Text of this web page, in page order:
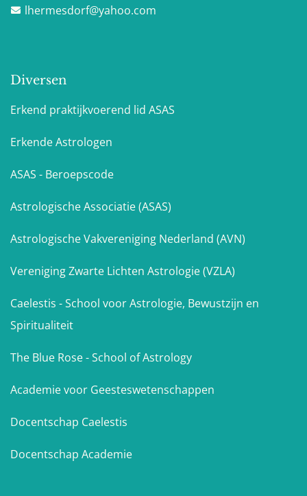
lhermesdorf@yahoo.com
Diversen
Erkend praktijkvoerend lid ASAS
Erkende Astrologen
ASAS - Beroepscode
Astrologische Associatie (ASAS)
Astrologische Vakvereniging Nederland (AVN)
Vereniging Zwarte Lichten Astrologie (VZLA)
Caelestis - School voor Astrologie, Bewustzijn en
Spiritualiteit
The Blue Rose - School of Astrology
Academie voor Geesteswetenschappen
Docentschap Caelestis
Docentschap Academie